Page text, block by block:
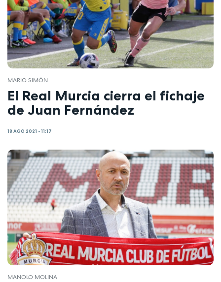
MARIO SIMÓN
El Real Murcia cierra el fichaje
de Juan Fernández
18 AGO 2021 - 11:17
MANOLO MOLINA